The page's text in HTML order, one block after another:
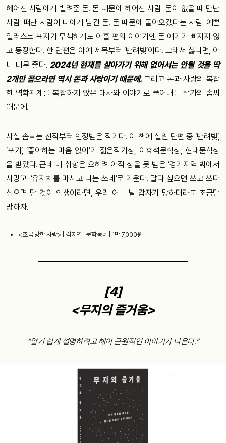
헤어진 사람에게 빌려준 돈. 돈 때문에 헤어진 사람. 돈이 없을 때 만난
사람. 떠난 사람이 나에게 남긴 돈. 돈 때문에 돌아오겠다는 사람. 예쁜
일러스트 표지가 무색하게도 아홉 편의 이야기엔 돈 얘기가 빠지지 않
고 등장한다. 한 단편은 아예 제목부터 ‘반려빚’이다. 그래서 싫냐면, 아
니 너무 좋다. 2024년 현재를 살아가기 위해 없어서는 안될 것을 딱
2개만 꼽으라면 역시 돈과 사랑이기 때문에.그리고 돈과 사랑의 복잡
한 역학관계를 복잡하지 않은 대사와 이야기로 풀어내는 작가의 솜씨
때문에.
사실 솜씨는 진작부터 인정받은 작가다. 이 책에 실린 단편 중 ‘반려빚’,
‘포기’, ‘좋아하는 마음 없이’가 젊은작가상, 이효석문학상, 현대문학상
을 받았다. 근데 내 취향은 오히려 아직 상을 못 받은 ‘경기지역 밖에서
사망’과 ‘유자차를 마시고 나는 쓰네’로 기운다. 달다 싶으면 쓰고 쓰다
싶으면 단 것이 인생이라면, 우리 어느 날 갑자기 망하더라도 조금만
망하자.
<조금 망한 사랑> | 김지연 | 문학동네 | 1만 7,000원
[4]
<무지의 즐거움>
“알기 쉽게 설명하려고 해야 근원적인 이야기가 나온다.”